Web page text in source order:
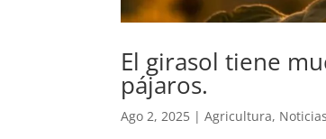
El girasol tiene
pájaros.
Ago 2, 2025 |Agricultura, Noticias